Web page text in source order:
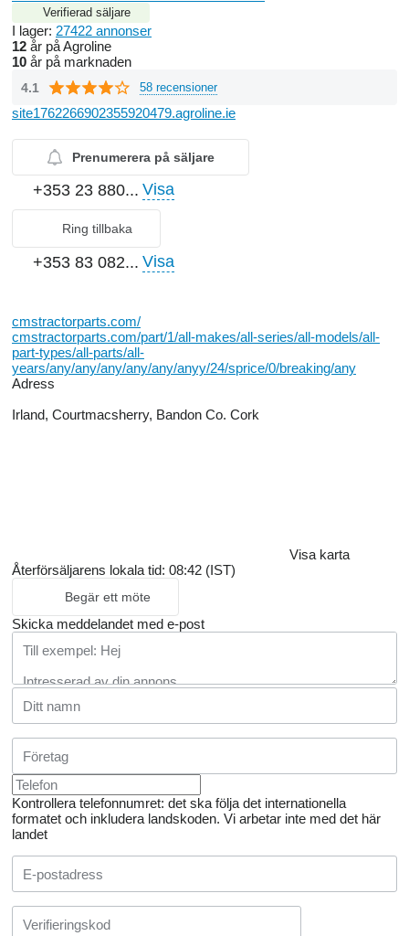
Verifierad säljare
I lager: 27422 annonser
12 år på Agroline
10 år på marknaden
4.1 58 recensioner
site1762266902355920479.agroline.ie
Prenumerera på säljare
+353 23 880... Visa
Ring tillbaka
+353 83 082... Visa
cmstractorparts.com/
cmstractorparts.com/part/1/all-makes/all-series/all-models/all-
part-types/all-parts/all-
years/any/any/any/any/any/anyy/24/sprice/0/breaking/any
Adress
Irland, Courtmacsherry, Bandon Co. Cork
Visa karta
Återförsäljarens lokala tid: 08:42 (IST)
Begär ett möte
Skicka meddelandet med e-post
Kontrollera telefonnumret: det ska följa det internationella
formatet och inkludera landskoden. Vi arbetar inte med det här
landet